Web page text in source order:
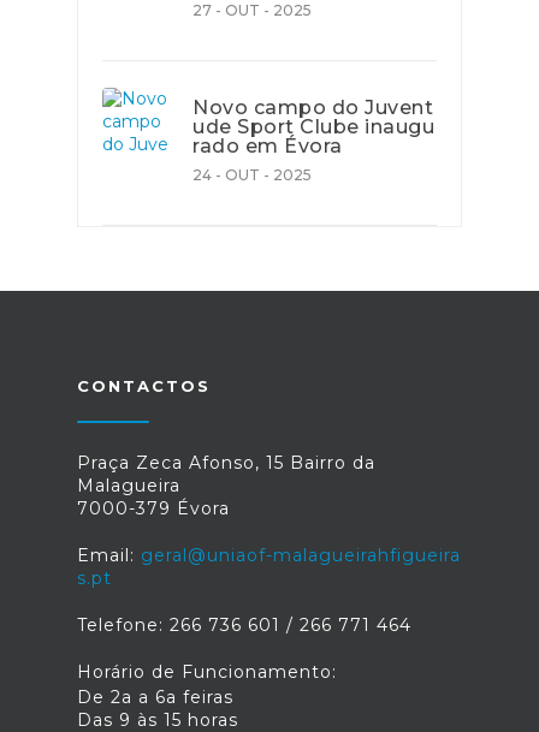
27 - OUT - 2025
Novo campo do Juvent
ude Sport Clube inaugu
rado em Évora
24 - OUT - 2025
CONTACTOS
Praça Zeca Afonso, 15 Bairro da
Malagueira
7000-379 Évora
Email: geral@uniaof-malagueirahfigueira
s.pt
Telefone: 266 736 601 / 266 771 464
Horário de Funcionamento:
De 2a a 6a feiras
Das 9 às 15 horas